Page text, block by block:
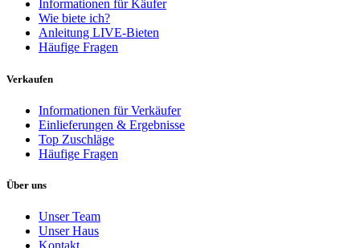
Informationen für Käufer
Wie biete ich?
Anleitung LIVE-Bieten
Häufige Fragen
Verkaufen
Informationen für Verkäufer
Einlieferungen & Ergebnisse
Top Zuschläge
Häufige Fragen
Über uns
Unser Team
Unser Haus
Kontakt